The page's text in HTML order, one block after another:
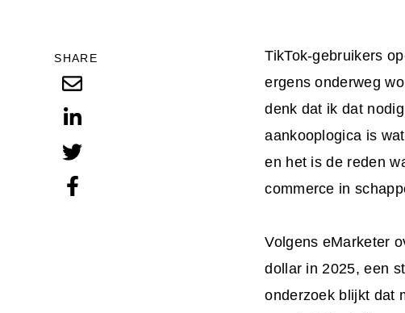
SHARE
TikTok-gebruikers
ergens onderweg
denk dat ik dat
aankooplogica is
en het is de reden
commerce in
Volgens eMarketer
dollar in 2025, een
onderzoek blijkt dat